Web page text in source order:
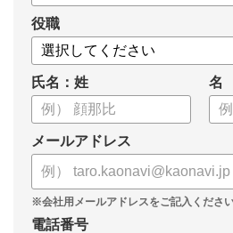
役職
氏名：姓 名
メールアドレス
電話番号